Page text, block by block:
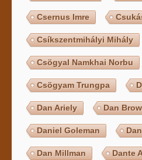
Csernus Imre
Csíkszentmihályi Mihály
Csögyal Namkhai Norbu
Csögyam Trungpa
Dan Ariely Dan
Daniel Goleman
Dan Millman Dante